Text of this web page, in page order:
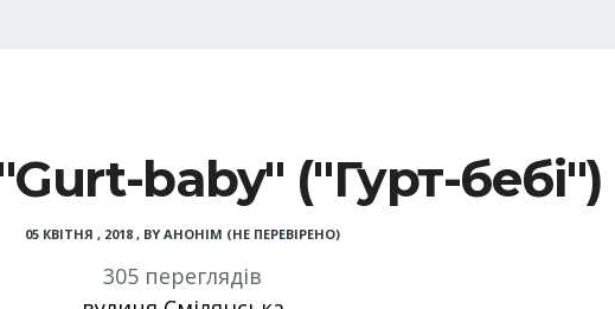
baby" ("Гурт-бебі")
05 КВІТНЯ , 2018 , BY АНОНІМ (НЕ ПЕРЕВІРЕНО)
305 переглядів